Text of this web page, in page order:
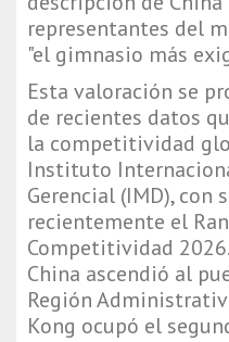
representantes del
"el gimnasio más
Esta valoración se
de recientes datos
la competitividad
Instituto
Gerencial (IMD), con
recientemente el
Competitividad
China ascendió al
Región
Kong ocupó el